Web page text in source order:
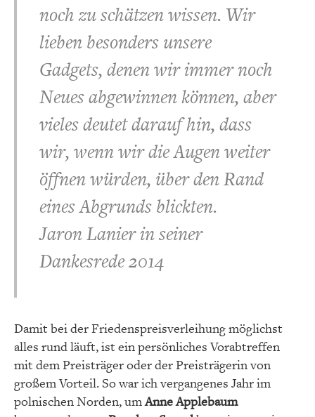
noch zu schätzen wissen. Wir
lieben besonders unsere
Gadgets, denen wir immer noch
Neues abgewinnen können, aber
vieles deutet darauf hin, dass
wir, wenn wir die Augen weiter
öffnen würden, über den Rand
eines Abgrunds blickten.
Jaron Lanier in seiner
Dankesrede 2014
Damit bei der Friedenspreisverleihung möglichst
alles rund läuft, ist ein persönliches Vorabtreffen
mit dem Preisträger oder der Preisträgerin von
großem Vorteil. So war ich vergangenes Jahr im
polnischen Norden, umAnne Applebaum